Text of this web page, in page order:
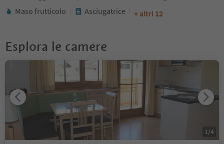
Maso frutticolo
Asciugatrice + altri 12
Esplora le camere
1/4